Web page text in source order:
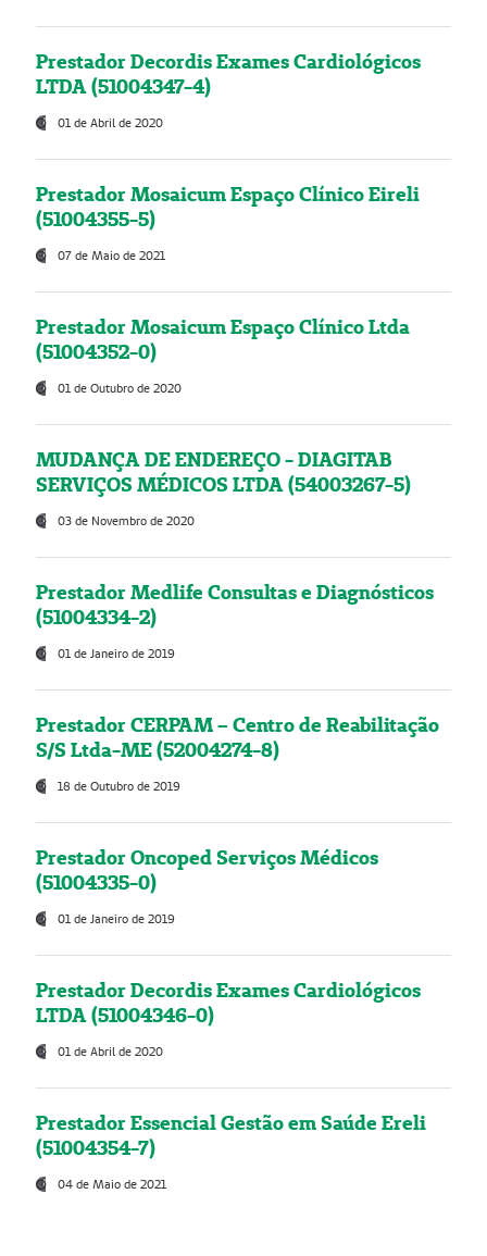
Prestador Decordis Exames Cardiológicos
LTDA (51004347-4)
01 de Abril de 2020
Prestador Mosaicum Espaço Clínico Eireli
(51004355-5)
07 de Maio de 2021
Prestador Mosaicum Espaço Clínico Ltda
(51004352-0)
01 de Outubro de 2020
MUDANÇA DE ENDEREÇO - DIAGITAB
SERVIÇOS MÉDICOS LTDA (54003267-5)
03 de Novembro de 2020
Prestador Medlife Consultas e Diagnósticos
(51004334-2)
01 de Janeiro de 2019
Prestador CERPAM – Centro de Reabilitação
S/S Ltda-ME (52004274-8)
18 de Outubro de 2019
Prestador Oncoped Serviços Médicos
(51004335-0)
01 de Janeiro de 2019
Prestador Decordis Exames Cardiológicos
LTDA (51004346-0)
01 de Abril de 2020
Prestador Essencial Gestão em Saúde Ereli
(51004354-7)
04 de Maio de 2021